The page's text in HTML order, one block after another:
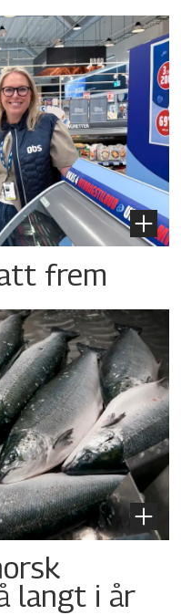
frem
langt i år